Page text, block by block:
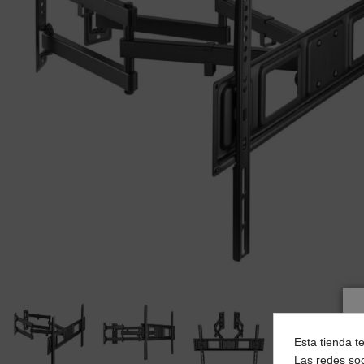
Esta tienda
Las redes